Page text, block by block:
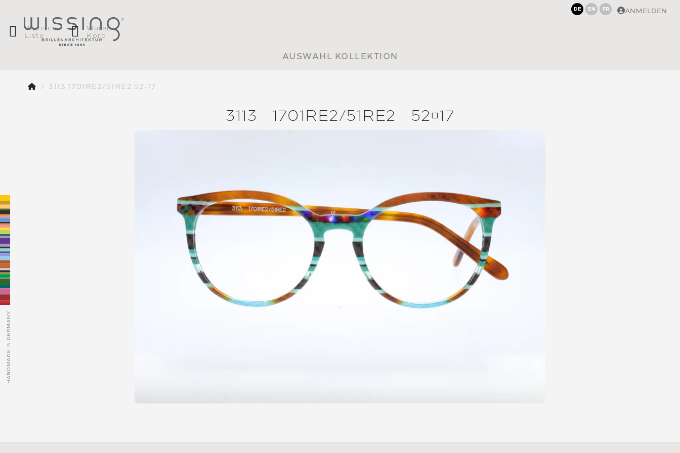
DE EN FR ANMELDEN
Wunsch
Liste
Waren
Korb
AUSWAHL KOLLEKTION
3113 1701RE2/51RE2 52-17
3113 1701RE2/51RE2 5217